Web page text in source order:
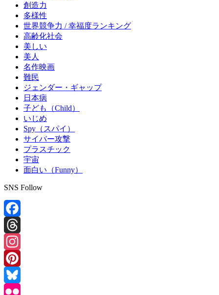
創造力
多様性
世界競争力 / 幸福度ランキング
高齢化社会
美しい
美人
名作映画
難民
ジェンダー・ギャップ
日本病
子ども（Child）
いじめ
Spy（スパイ）
サイバー攻撃
プラスチック
宇宙
面白い（Funny）
SNS Follow
Facebook
Threads
Instagram
Pinterest
Bluesky